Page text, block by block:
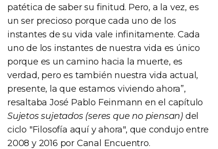
patética de saber su finitud. Pero, a la vez, es
un ser precioso porque cada uno de los
instantes de su vida vale infinitamente. Cada
uno de los instantes de nuestra vida es único
porque es un camino hacia la muerte, es
verdad, pero es también nuestra vida actual,
presente, la que estamos viviendo ahora”,
resaltaba José Pablo Feinmann en el capítulo
Sujetos sujetados (seres que no piensan) del
ciclo "Filosofía aquí y ahora", que condujo entre
2008 y 2016 por Canal Encuentro.